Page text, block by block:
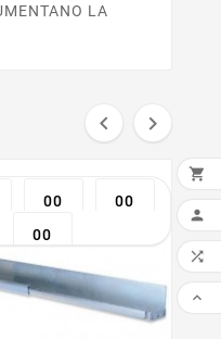
LA
 
00
00
00



